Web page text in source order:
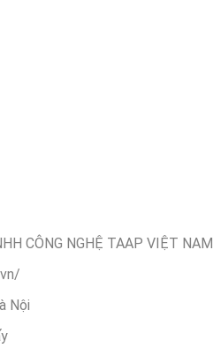
CÔNG NGHỆ TAAP VIỆT NAM
Nội